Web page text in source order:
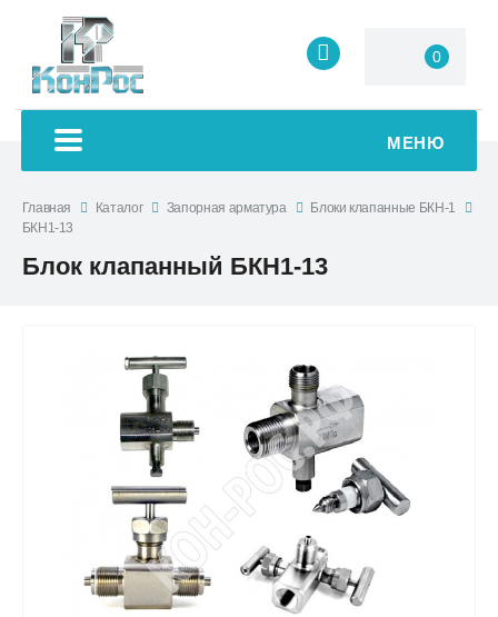
0
МЕНЮ
Главная Каталог Запорная арматура
Блоки клапанные БКН-1
БКН1-13
Блок клапанный БКН1-13